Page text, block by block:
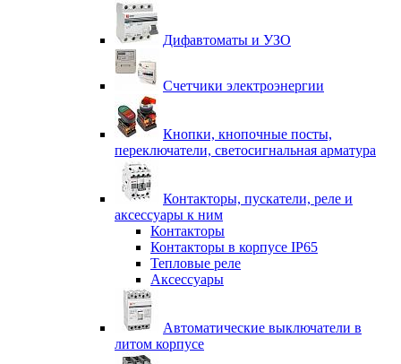
Дифавтоматы и УЗО
Счетчики электроэнергии
Кнопки, кнопочные посты,
переключатели, светосигнальная арматура
Контакторы, пускатели, реле и
аксессуары к ним
Контакторы
Контакторы в корпусе IP65
Тепловые реле
Аксессуары
Автоматические выключатели в
литом корпусе